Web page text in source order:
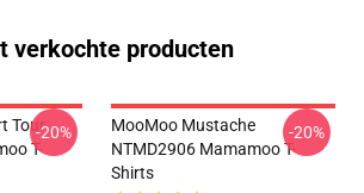
verkochte producten
Tour
T-
-20%
MooMoo Mustache
NTMD2906 Mamamoo T-
Shirts
-20%